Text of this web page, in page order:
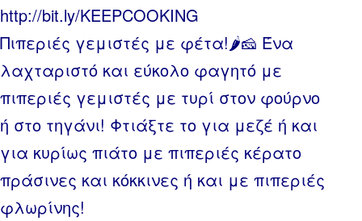
http://bit.ly/KEEPCOOKING
Πιπεριές γεμιστές με φέτα!🌶🧀 Ένα
λαχταριστό και εύκολο φαγητό με
πιπεριές γεμιστές με τυρί στον φούρνο
ή στο τηγάνι! Φτιάξτε το για μεζέ ή και
για κυρίως πιάτο με πιπεριές κέρατο
πράσινες και κόκκινες ή και με πιπεριές
φλωρίνης!